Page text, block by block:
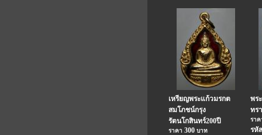
เหรียญพระแก้วมรกต
สมโภชน์กรุง
รัตนโกสินทร์200ปี
ราคา 300 บาท
พร
ทร
รา
รหั